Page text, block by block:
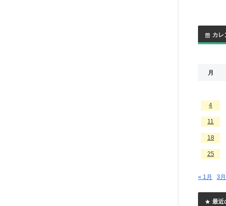
カレ
月
4
11
18
25
« 1月 3
最近